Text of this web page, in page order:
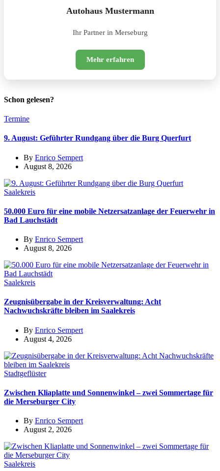
Autohaus Mustermann
Ihr Partner in Merseburg
Mehr erfahren
Schon gelesen?
Termine
9. August: Geführter Rundgang über die Burg Querfurt
By Enrico Sempert
August 8, 2026
Saalekreis
50.000 Euro für eine mobile Netzersatzanlage der Feuerwehr in
Bad Lauchstädt
By Enrico Sempert
August 8, 2026
Saalekreis
Zeugnisübergabe in der Kreisverwaltung: Acht
Nachwuchskräfte bleiben im Saalekreis
By Enrico Sempert
August 4, 2026
Stadtgeflüster
Zwischen Kliaplatte und Sonnenwinkel – zwei Sommertage für
die Merseburger City
By Enrico Sempert
August 2, 2026
Saalekreis